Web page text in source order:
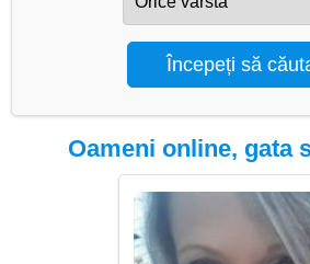
Oameni online, gata